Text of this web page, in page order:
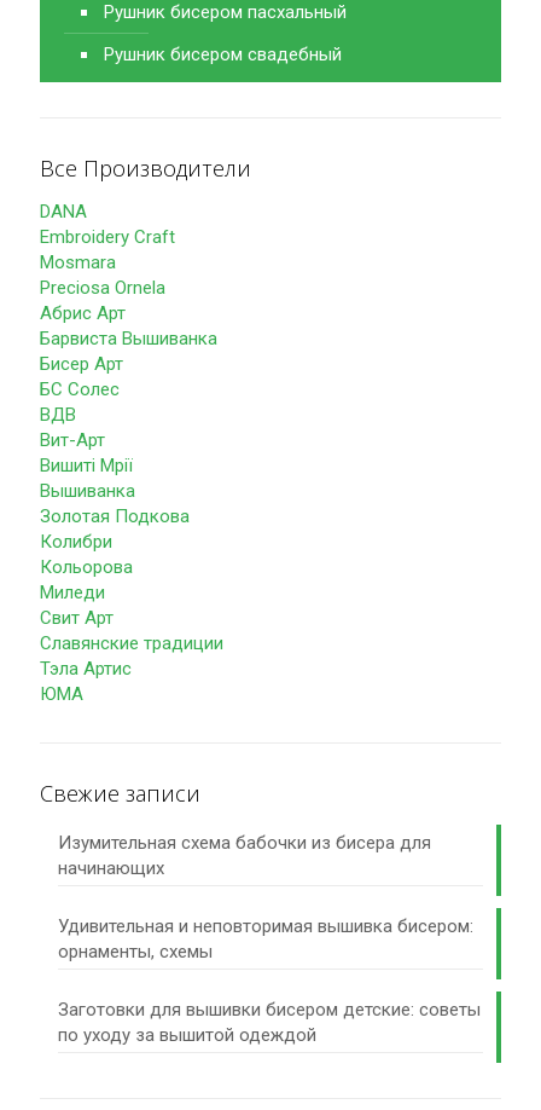
Рушник бисером пасхальный
Рушник бисером свадебный
Все Производители
DANA
Embroidery Craft
Mosmara
Preciosa Ornela
Абрис Арт
Барвиста Вышиванка
Бисер Арт
БС Солес
ВДВ
Вит-Арт
Вишиті Мрії
Вышиванка
Золотая Подкова
Колибри
Кольорова
Миледи
Свит Арт
Славянские традиции
Тэла Артис
ЮМА
Свежие записи
Изумительная схема бабочки из бисера для
начинающих
Удивительная и неповторимая вышивка бисером:
орнаменты, схемы
Заготовки для вышивки бисером детские: советы
по уходу за вышитой одеждой